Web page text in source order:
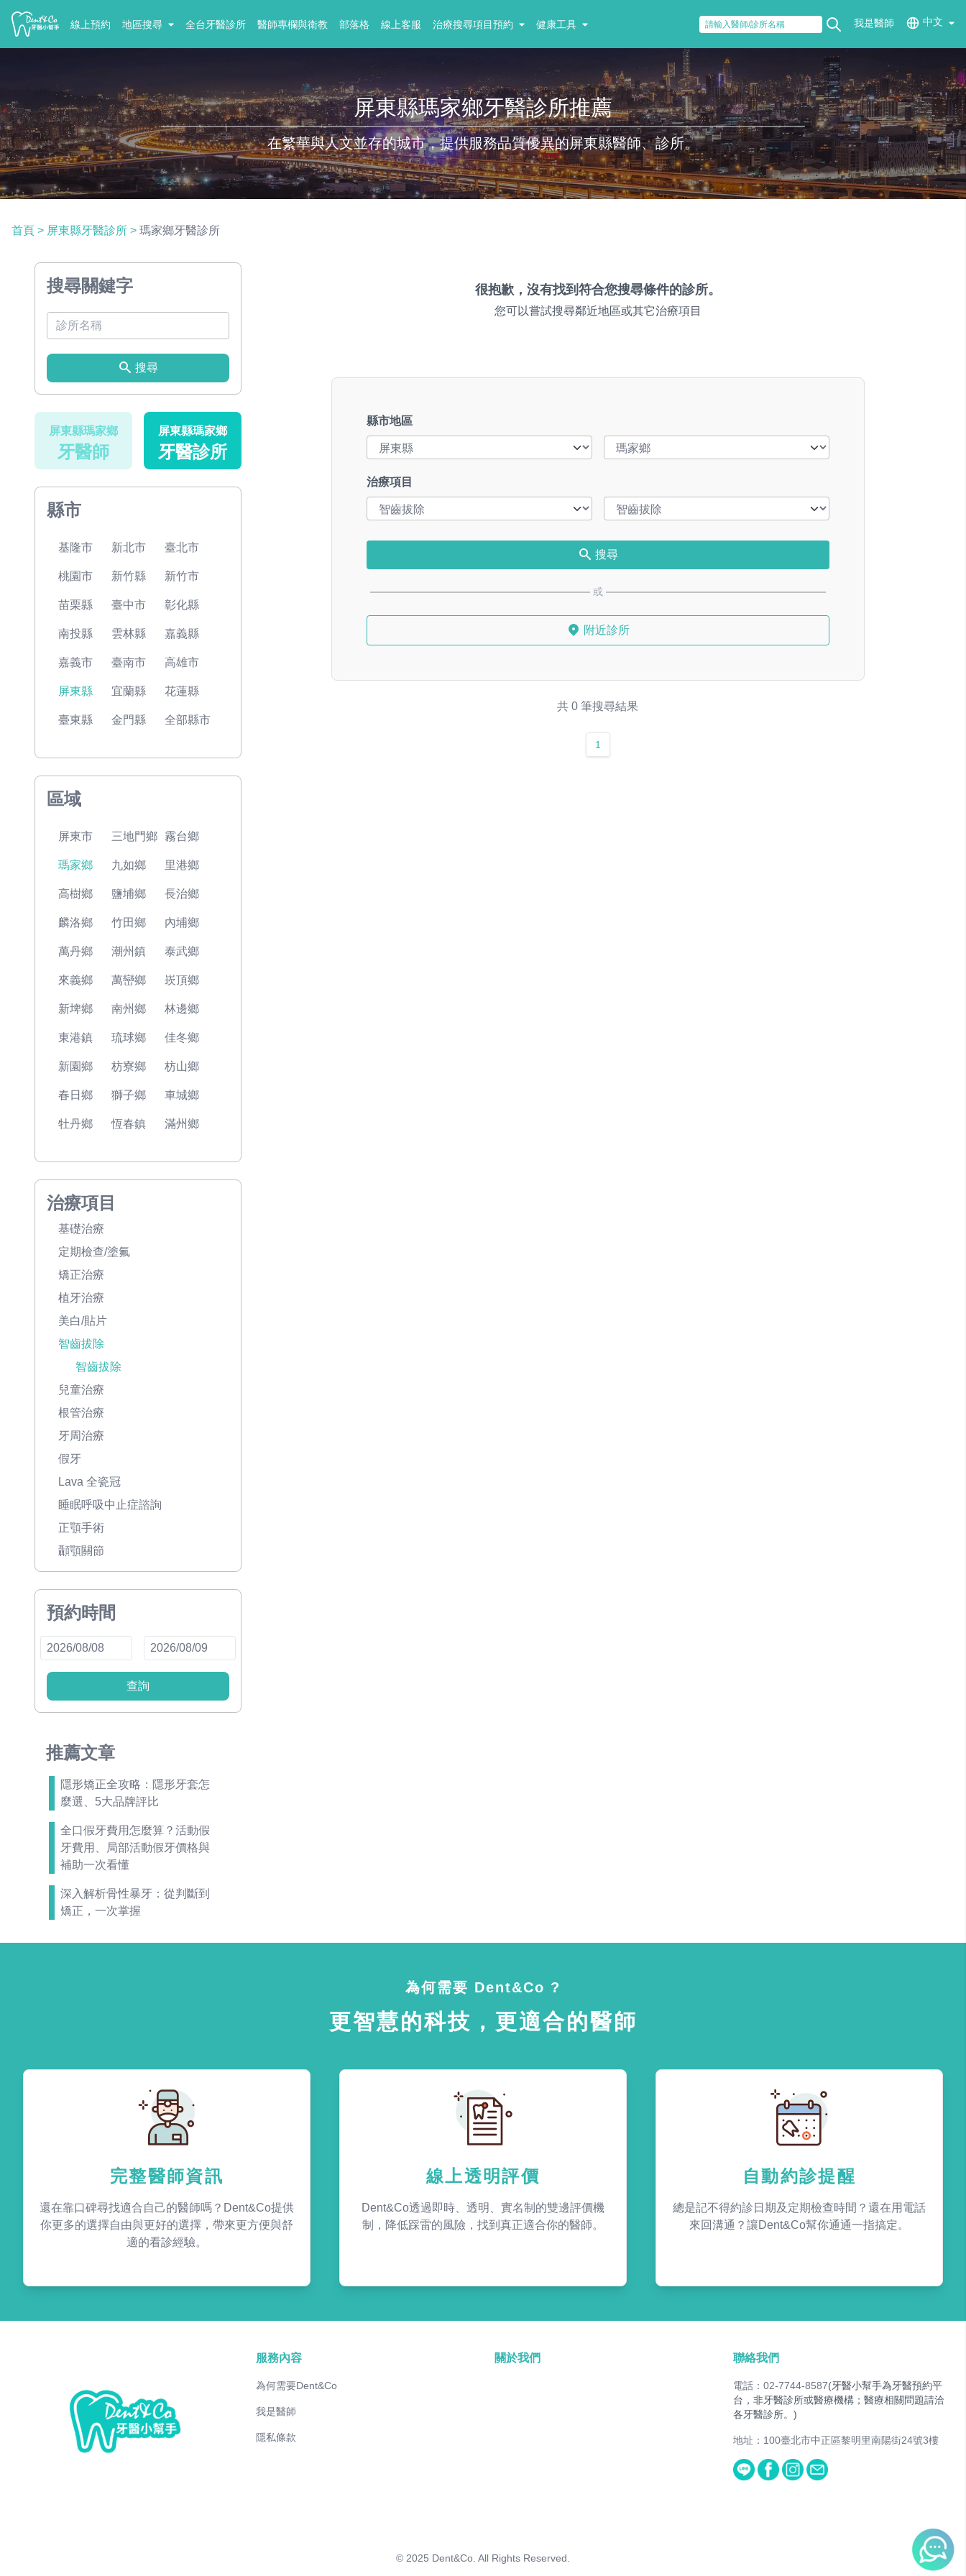
線上預約 地區搜尋 全台牙醫診所 醫師專欄與衛教 部落格 線上客服 治療搜尋項目預約 健康工具 我是醫師 中文
屏東縣瑪家鄉牙醫診所推薦
在繁華與人文並存的城市，提供服務品質優異的屏東縣醫師、診所。
首頁 > 屏東縣牙醫診所 > 瑪家鄉牙醫診所
搜尋關鍵字
搜尋
屏東縣瑪家鄉
牙醫師
屏東縣瑪家鄉
牙醫診所
縣市
基隆市 新北市 臺北市
桃園市 新竹縣 新竹市
苗栗縣 臺中市 彰化縣
南投縣 雲林縣 嘉義縣
嘉義市 臺南市 高雄市
屏東縣 宜蘭縣 花蓮縣
臺東縣 金門縣 全部縣市
區域
屏東市 三地門鄉 霧台鄉
瑪家鄉 九如鄉 里港鄉
高樹鄉 鹽埔鄉 長治鄉
麟洛鄉 竹田鄉 內埔鄉
萬丹鄉 潮州鎮 泰武鄉
來義鄉 萬巒鄉 崁頂鄉
新埤鄉 南州鄉 林邊鄉
東港鎮 琉球鄉 佳冬鄉
新園鄉 枋寮鄉 枋山鄉
春日鄉 獅子鄉 車城鄉
牡丹鄉 恆春鎮 滿州鄉
治療項目
基礎治療
定期檢查/塗氟
矯正治療
植牙治療
美白/貼片
智齒拔除
智齒拔除
兒童治療
根管治療
牙周治療
假牙
Lava 全瓷冠
睡眠呼吸中止症諮詢
正顎手術
顳顎關節
預約時間
查詢
推薦文章
隱形矯正全攻略：隱形牙套怎
麼選、5大品牌評比
全口假牙費用怎麼算？活動假
牙費用、局部活動假牙價格與
補助一次看懂
深入解析骨性暴牙：從判斷到
矯正，一次掌握
很抱歉，沒有找到符合您搜尋條件的診所。
您可以嘗試搜尋鄰近地區或其它治療項目
縣市地區
治療項目
搜尋
或
附近診所
共 0 筆搜尋結果
1
為何需要 Dent&Co ?
更智慧的科技，更適合的醫師
完整醫師資訊
還在靠口碑尋找適合自己的醫師嗎？Dent&Co提供
你更多的選擇自由與更好的選擇，帶來更方便與舒
適的看診經驗。
線上透明評價
Dent&Co透過即時、透明、實名制的雙邊評價機
制，降低踩雷的風險，找到真正適合你的醫師。
自動約診提醒
總是記不得約診日期及定期檢查時間？還在用電話
來回溝通？讓Dent&Co幫你通通一指搞定。
服務內容
為何需要Dent&Co
我是醫師
隱私條款
關於我們 聯絡我們
電話：02-7744-8587(牙醫小幫手為牙醫預約平
台，非牙醫診所或醫療機構；醫療相關問題請洽
各牙醫診所。)
地址：100臺北市中正區黎明里南陽街24號3樓
© 2025 Dent&Co. All Rights Reserved.